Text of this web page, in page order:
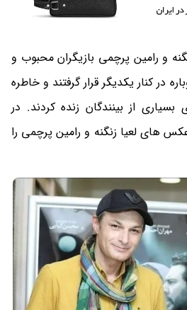
لعیا زنگنه و رامین پرچمی بازیگران محبوب و
در کنار یکدیگر قرار گرفتند و خاطره
بسیاری از بینندگان زنده کردند. در
های لعیا زنگنه و رامین پرچمی را